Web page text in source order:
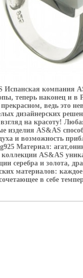
Испанская компания
теперь наконец и в
ведь это
дизайнерских
на красоту!
AS&AS
и возможность
Материал:
AS&AS
серебра и золота,
материалов:
в себе